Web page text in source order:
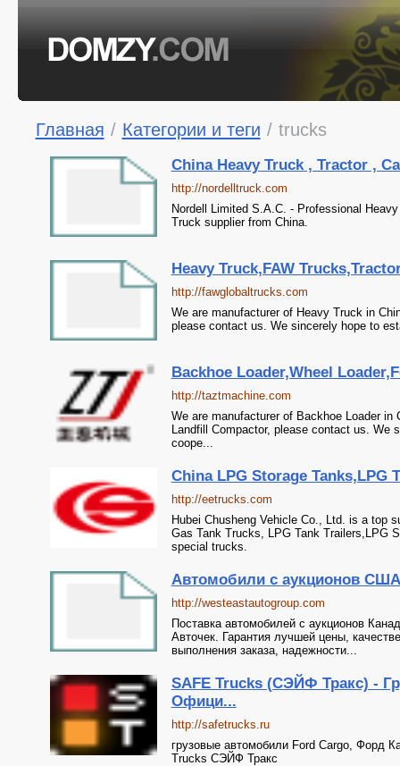
Главная / Категории и теги / trucks
China Heavy Truck , Tractor ,
http://nordelltruck.com
Nordell Limited S.A.C. - Professional
Truck supplier from China.
Heavy Truck,FAW
http://fawglobaltrucks.com
We are manufacturer of Heavy Truck in
please contact us. We sincerely hope to
Backhoe Loader,Wheel
http://taztmachine.com
We are manufacturer of Backhoe Loader
Landfill Compactor, please contact us. We
coope...
China LPG Storage Tanks,LPG
http://eetrucks.com
Hubei Chusheng Vehicle Co., Ltd. is a top
Gas Tank Trucks, LPG Tank Trailers,LPG
special trucks.
Автомобили с аукционов
http://westeastautogroup.com
Поставка автомобилей с аукционов
Авточек. Гарантия лучшей цены,
выполнения заказа, надежности...
SAFE Trucks (СЭЙФ Тракс) -
Офици...
http://safetrucks.ru
грузовые автомобили Ford Cargo, Форд
Trucks СЭЙФ Тракс